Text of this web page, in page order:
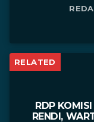
RELATED
RDP
RENDI,